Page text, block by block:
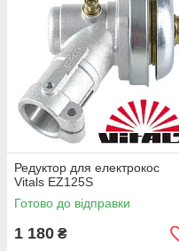
Редуктор для електрокос
Vitals EZ125S
Готово до відправки
1 180 ₴